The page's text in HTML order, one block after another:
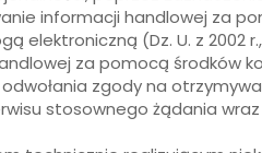
informacji handlowej za
elektroniczną (Dz. U. z 2002
za pomocą środków
zgody na
stosownego żądania